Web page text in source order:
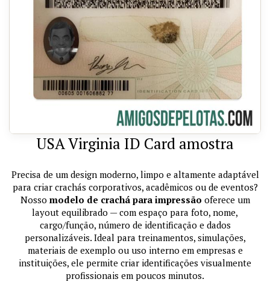
USA Virginia ID Card amostra
Precisa de um design moderno, limpo e altamente adaptável
para criar crachás corporativos, acadêmicos ou de eventos?
Nosso modelo de crachá para impressão oferece um
layout equilibrado — com espaço para foto, nome,
cargo/função, número de identificação e dados
personalizáveis. Ideal para treinamentos, simulações,
materiais de exemplo ou uso interno em empresas e
instituições, ele permite criar identificações visualmente
profissionais em poucos minutos.